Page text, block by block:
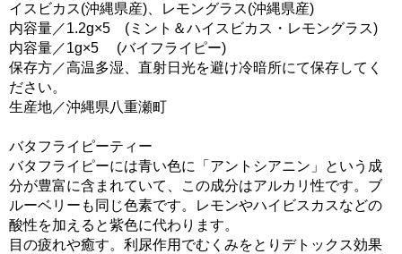
イスビカス(沖縄県産)、レモングラス(沖縄県産)
内容量／1.2g×5 (ミント＆ハイスビカス・レモングラス)
内容量／1g×5 (バイフライピー)
保存方／高温多湿、直射日光を避け冷暗所にて保存してく
ださい。
生産地／沖縄県八重瀬町
バタフライピーティー
バタフライピーには青い色に「アントシアニン」という成
分が豊富に含まれていて、この成分はアルカリ性です。ブ
ルーベリーも同じ色素です。レモンやハイビスカスなどの
酸性を加えると紫色に代わります。
目の疲れや癒す。利尿作用でむくみをとりデトックス効果